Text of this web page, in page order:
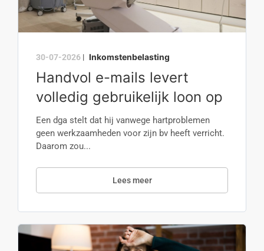
30-07-2026 | Inkomstenbelasting
Handvol e-mails levert
volledig gebruikelijk loon op
Een dga stelt dat hij vanwege hartproblemen
geen werkzaamheden voor zijn bv heeft verricht.
Daarom zou...
Lees meer